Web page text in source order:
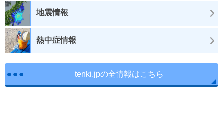
地震情報
熱中症情報
tenki.jpの全情報はこちら